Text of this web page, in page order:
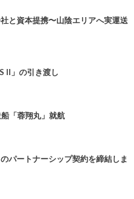
と資本提携〜山陰エリアへ実運送
II」の引き渡し
「蓉翔丸」就航
パートナーシップ契約を締結しま